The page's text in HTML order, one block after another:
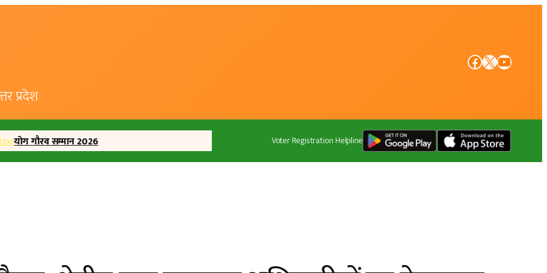
प्रदेश
Facebook X YouTube
योग गौरव सम्मान 2026 Voter Registration Helpline